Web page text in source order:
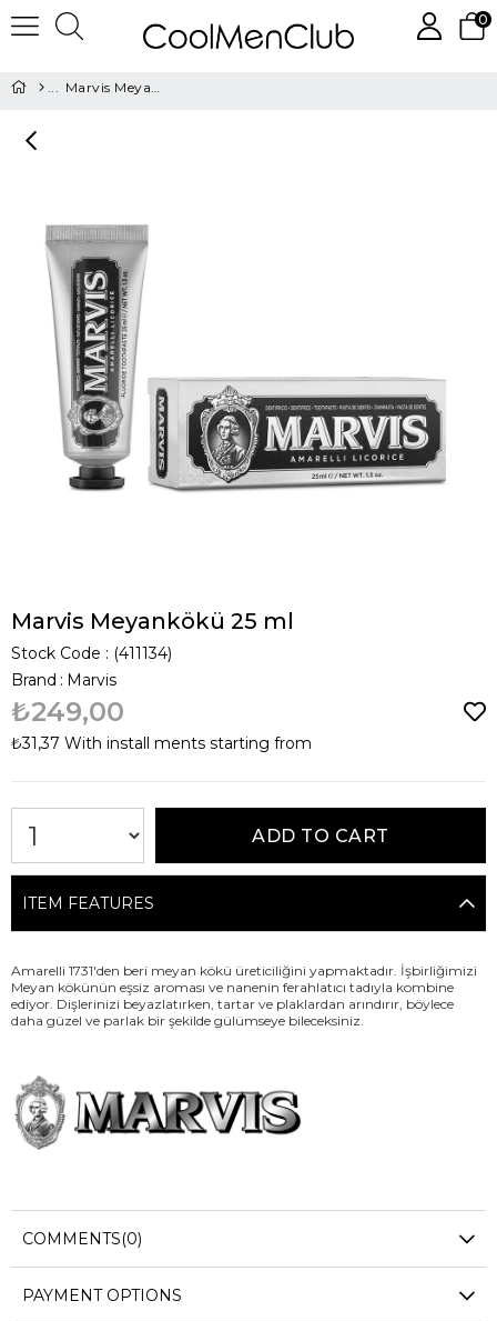
0
Marvis Meyankökü 25 ml
Marvis Meyankökü 25 ml
Stock Code
(411134)
Brand : Marvis
₺249,00
₺31,37 With install ments starting from
ITEM FEATURES
Amarelli 1731'den beri meyan kökü üreticiliğini yapmaktadır. İşbirliğimizi
Meyan kökünün eşsiz aroması ve nanenin ferahlatıcı tadıyla kombine
ediyor. Dişlerinizi beyazlatırken, tartar ve plaklardan arındırır, böylece
daha güzel ve parlak bir şekilde gülümseye bileceksiniz.
Marka Hakkında
Neden diş macununuz tarzınız gibi şık olmasın? Retro-cool
COMMENTS(0)
PAYMENT OPTIONS